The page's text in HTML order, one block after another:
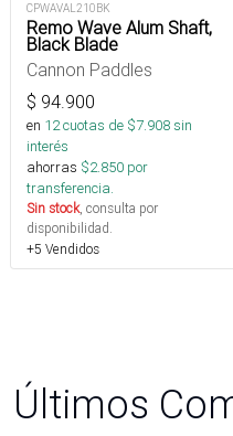
CPWAVAL210BK
Remo Wave Alum Shaft,
Black Blade
Cannon Paddles
$ 94.900
en 12cuotas de $7.908sin
interés
ahorras $2.850 por
transferencia.
Sin stock, consulta por
disponibilidad.
+5 Vendidos
Últimos